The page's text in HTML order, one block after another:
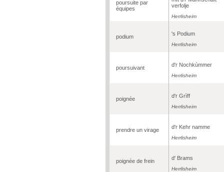
poursuite par
équipes
verfolje
Herrlisheim
podium 's Podium
Herrlisheim
poursuivant d'r Nochkùmmer
Herrlisheim
poignée d'r Grìff
Herrlisheim
prendre un virage d'r Kehr namme
Herrlisheim
poignée de frein d' Brams
Herrlisheim